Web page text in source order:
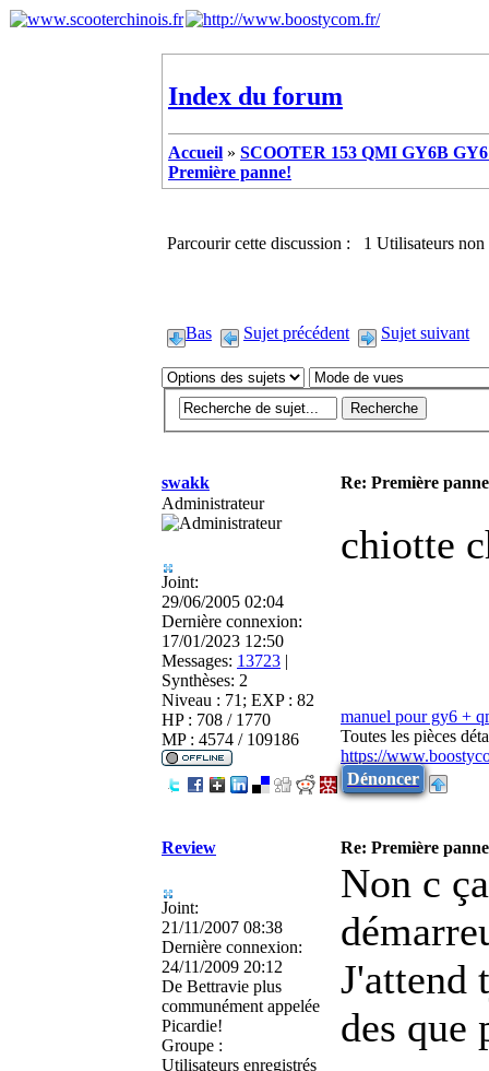
Index du forum
Accueil » SCOOTER 153 QMI GY6B
Première panne!
Parcourir cette discussion : 1 Utilisateurs non
Bas Sujet précédent Sujet suivant
swakk
Re: Première
Administrateur
Joint:
29/06/2005 02:04
Dernière connexion:
17/01/2023 12:50
Messages: 13723 |
Synthèses: 2
Niveau : 71; EXP : 82
HP : 708 / 1770
MP : 4574 / 109186
chiotte
manuel pour gy6 +
Toutes les pièces
https://
Dénoncer
Review Re: Première
Joint:
21/11/2007 08:38
Dernière connexion:
24/11/2009 20:12
De Bettravie plus
communément appelée
Picardie!
Groupe :
Utilisateurs enregistrés
Non c
J'attend
des que